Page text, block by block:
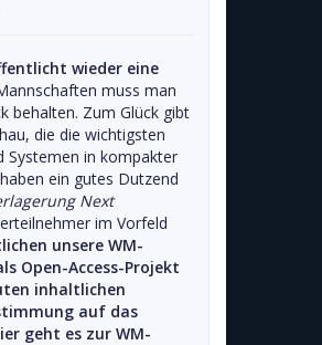
wieder eine
muss man
behalten. Zum Glück gibt
die die wichtigsten
Systemen in kompakter
ein gutes Dutzend
Next
im Vorfeld
unsere WM-
Open-Access-Projekt
inhaltlichen
auf das
geht es zur WM-